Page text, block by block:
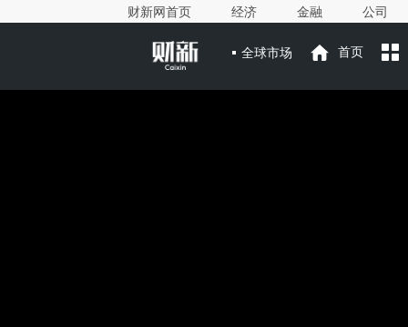
财新网首页 经济 金融 公司
全球市场 首页